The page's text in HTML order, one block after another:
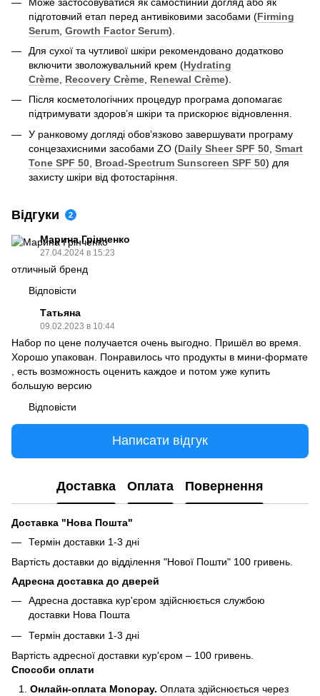
підготовчий етап перед антивіковими засобами (Firming
Serum Growth Factor Serum).
Для сухої та чутливої шкіри рекомендовано додатково
включити зволожувальний крем (Hydrating
Crème Recovery Crème Renewal Crème).
Після косметологічних процедур програма допомагає
підтримувати здоров’я шкіри та прискорює відновлення.
У ранковому догляді обов’язково завершувати програму
сонцезахисними засобами ZO (Daily Sheer SPF 50 Smart
Tone SPF 50 Broad-Spectrum Sunscreen SPF 50) для
захисту шкіри від фотостаріння.
Відгуки 2
Марина Грінченко
27.04.2024 в 15:23
отличный бренд
Відповісти
Татьяна
09.02.2023 в 10:44
Набор по цене получается очень выгодно. Пришёл во время.
Хорошо упакован. Понравилось что продукты в мини-формате
, есть возможность оценить каждое и потом уже купить
большую версию
Відповісти
Написати відгук
Доставка Оплата Повернення
Доставка "Нова Пошта"
Термін доставки 1-3 дні
Вартість доставки до відділення "Нової Пошти" 100 гривень.
Адресна доставка до дверей
Адресна доставка кур'єром здійснюється службою
доставки Нова Пошта
Термін доставки 1-3 дні
Вартість адресної доставки кур'єром – 100 гривень.
Способи оплати
Онлайн-оплата Monopay. Оплата здійснюється через